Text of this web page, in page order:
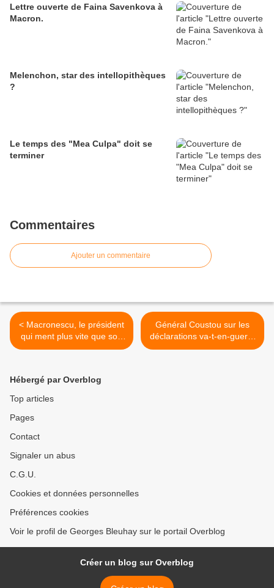
Lettre ouverte de Faina Savenkova à
Macron.
Melenchon, star des intellopithèques
?
Le temps des "Mea Culpa" doit se
terminer
Commentaires
Ajouter un commentaire
< Macronescu, le président
qui ment plus vite que son
ombre…
Général Coustou sur les
déclarations va-t-en-guerre
de Macron >
Hébergé par Overblog
Top articles
Pages
Contact
Signaler un abus
C.G.U.
Cookies et données personnelles
Préférences cookies
Voir le profil de Georges Bleuhay sur le portail Overblog
Créer un blog sur Overblog